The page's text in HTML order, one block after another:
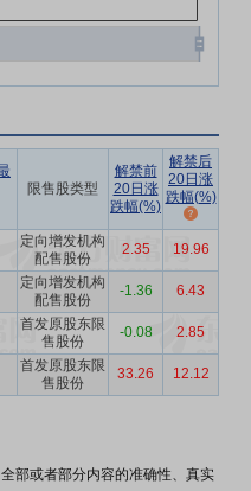
限售股类型
解禁前
20日涨
跌幅(%)
解禁后
20日涨
跌幅(%)
定向增发机构
配售股份
2.35 19.96
定向增发机构
配售股份
-1.36 6.43
首发原股东限
售股份
-0.08 2.85
首发原股东限
售股份
33.26 12.12
部或者部分内容的准确性、真实